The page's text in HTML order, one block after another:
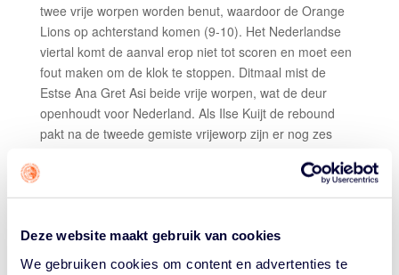
Deze website maakt gebruik van cookies
We gebruiken cookies om content en advertenties te
twee vrije worpen worden benut, waardoor de Orange
Lions op achterstand komen (9-10). Het Nederlandse
viertal komt de aanval erop niet tot scoren en moet een
fout maken om de klok te stoppen. Ditmaal mist de
Estse Ana Gret Asi beide vrije worpen, wat de deur
openhoudt voor Nederland. Als Ilse Kuijt de rebound
pakt na de tweede gemiste vrijeworp zijn er nog zes
Bettonvil, Kuijt een open schot geeft vanachter de
tweepuntslijn. Feiloos gaat de bal door het netje en
de 11 punten voor haar rekening, inclusief drie rake
tweepunters.